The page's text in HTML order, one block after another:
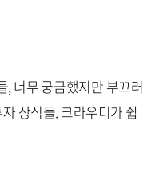
너무 궁금했지만 부끄러
상식들. 크라우디가 쉽